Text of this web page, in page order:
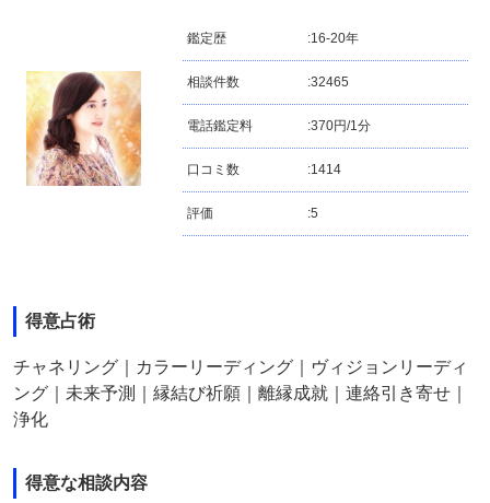
鑑定歴 :16-20年
相談件数 :32465
電話鑑定料 :370円/1分
口コミ数 :1414
評価 :5
得意占術
チャネリング｜カラーリーディング｜ヴィジョンリーディ
ング｜未来予測｜縁結び祈願｜離縁成就｜連絡引き寄せ｜
浄化
得意な相談内容